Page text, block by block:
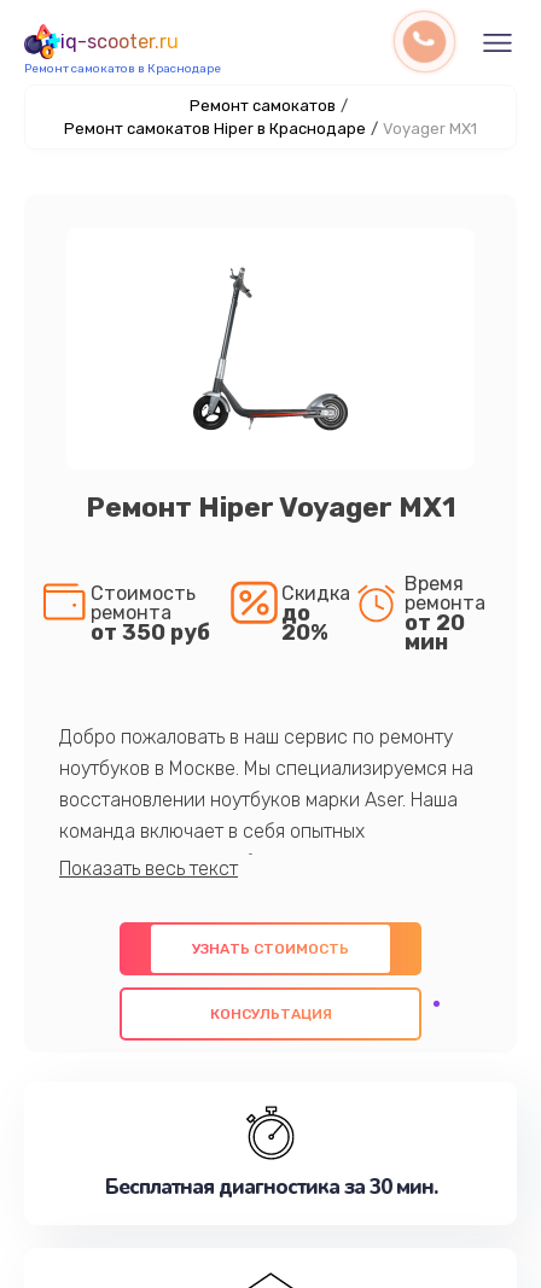
iq-scooter.ru
Ремонт самокатов в Краснодаре
Ремонт самокатов /
Ремонт самокатов Hiper в Краснодаре / Voyager MX1
Ремонт Hiper Voyager MX1
Стоимость
ремонта
от 350 руб
Скидка
до
20%
Время
ремонта
от 20
мин
Добро пожаловать в наш сервис по ремонту
ноутбуков в Москве. Мы специализируемся на
восстановлении ноутбуков марки Aser. Наша
команда включает в себя опытных
профессионалов с обширными знаниями и
предлагаем быстрый и качественный ремонт с
использованием оригинальных компонентов, а
также гарантируем качество всех
проведенных работ. Наша цель - предоставить
наилучшим образом. Не медлите записаться на
УЗНАТЬ СТОИМОСТЬ
КОНСУЛЬТАЦИЯ
Бесплатная диагностика за 30 мин.